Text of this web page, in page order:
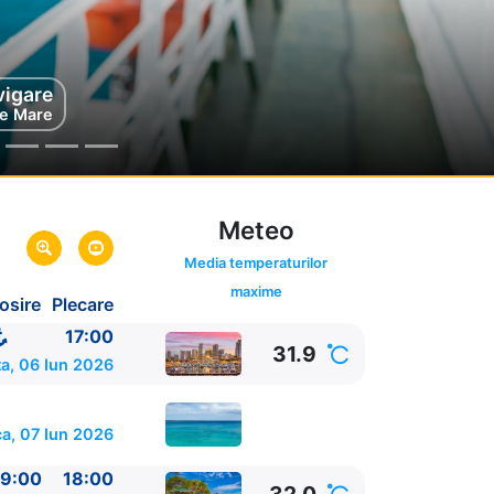
Mare
Plecare
Meteo
Media temperaturilor
maxime
17:00
06 Iun 2026 31.9
07 Iun 2026
18:00